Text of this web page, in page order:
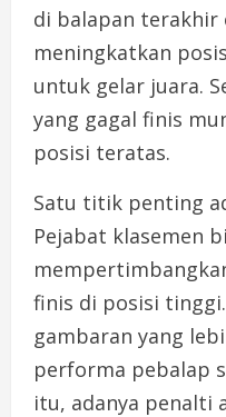
di balapan terakhir
meningkatkan
untuk gelar juara.
yang gagal finis
posisi teratas.
Satu titik penting
Pejabat klasemen
finis di posisi
gambaran yang
performa pebalap
itu, adanya penalti